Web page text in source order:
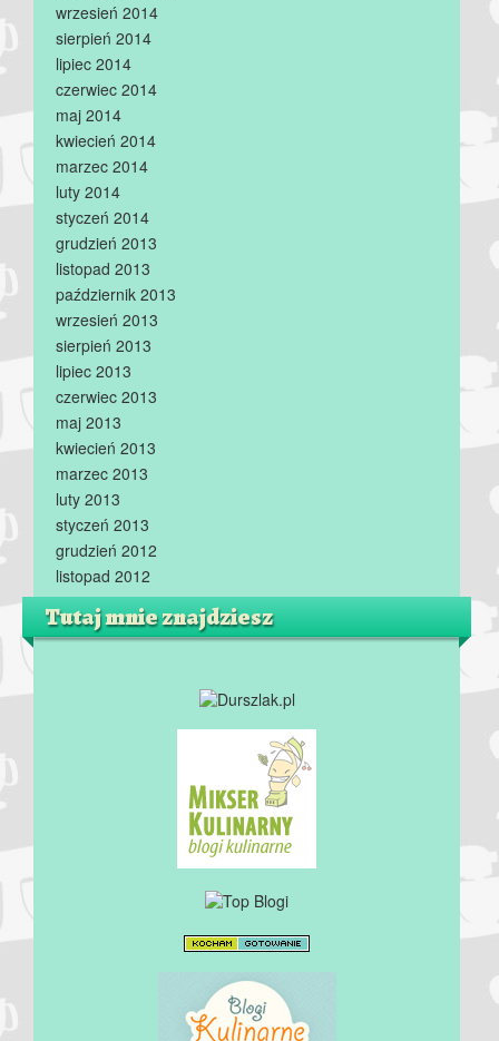
wrzesień 2014
sierpień 2014
lipiec 2014
czerwiec 2014
maj 2014
kwiecień 2014
marzec 2014
luty 2014
styczeń 2014
grudzień 2013
listopad 2013
październik 2013
wrzesień 2013
sierpień 2013
lipiec 2013
czerwiec 2013
maj 2013
kwiecień 2013
marzec 2013
luty 2013
styczeń 2013
grudzień 2012
listopad 2012
Tutaj mnie znajdziesz